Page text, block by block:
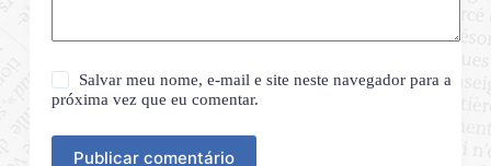
Salvar meu nome, e-mail e site neste navegador para a
próxima vez que eu comentar.
Publicar comentário